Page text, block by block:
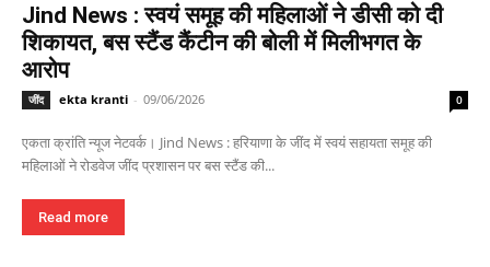
Jind News : स्वयं समूह की महिलाओं ने डीसी को दी
शिकायत, बस स्टैंड कैंटीन की बोली में मिलीभगत के
आरोप
जींद ekta kranti - 09/06/2026 0
एकता क्रांति न्यूज नेटवर्क। Jind News : हरियाणा के जींद में स्वयं सहायता समूह की
महिलाओं ने रोडवेज जींद प्रशासन पर बस स्टैंड की...
Read more